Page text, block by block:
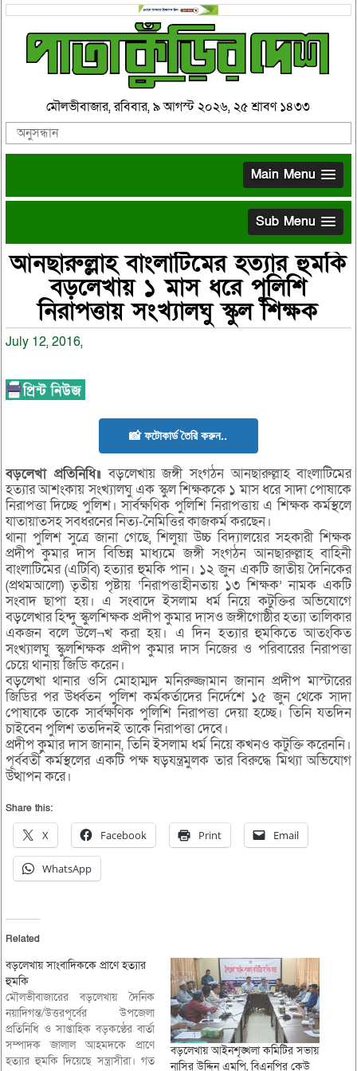
মৌলভীবাজার, রবিবার, ৯ আগস্ট ২০২৬, ২৫ শ্রাবণ ১৪৩৩
Main Menu
Sub Menu
আনছারুল্লাহ বাংলাটিমের হত্যার হুমকি
বড়লেখায় ১ মাস ধরে পুলিশি
নিরাপত্তায় সংখ্যালঘু স্কুল শিক্ষক
July 12, 2016,
📸 ফটোকার্ড তৈরি করুন..
বড়লেখা প্রতিনিধি॥ বড়লেখায় জঙ্গী সংগঠন আনছারুল্লাহ বাংলাটিমের
হত্যার আশংকায় সংখ্যালঘু এক স্কুল শিক্ষককে ১ মাস ধরে সাদা পোষাকে
নিরাপত্তা দিচ্ছে পুলিশ। সার্বক্ষণিক পুলিশি নিরাপত্তায় এ শিক্ষক কর্মস্থলে
যাতায়াতসহ সবধরনের নিত্য-নৈমিত্তির কাজকর্ম করছেন।
থানা পুলিশ সুত্রে জানা গেছে, শিলুয়া উচ্চ বিদ্যালয়ের সহকারী শিক্ষক
প্রদীপ কুমার দাস বিভিন্ন মাধ্যমে জঙ্গী সংগঠন আনছারুল্লাহ বাহিনী
বাংলাটিমের (এটিবি) হত্যার হুমকি পান। ১২ জুন একটি জাতীয় দৈনিকের
(প্রথমআলো) তৃতীয় পৃষ্টায় ‘নিরাপত্তাহীনতায় ১৩ শিক্ষক’ নামক একটি
সংবাদ ছাপা হয়। এ সংবাদে ইসলাম ধর্ম নিয়ে কটুক্তির অভিযোগে
বড়লেখার হিন্দু স্কুলশিক্ষক প্রদীপ কুমার দাসও জঙ্গীগোষ্ঠীর হত্যা তালিকার
একজন বলে উলে¬খ করা হয়। এ দিন হত্যার হুমকিতে আতংকিত
সংখ্যালঘু স্কুলশিক্ষক প্রদীপ কুমার দাস নিজের ও পরিবারের নিরাপত্তা
চেয়ে থানায় জিডি করেন।
বড়লেখা থানার ওসি মোহাম্মদ মনিরুজ্জামান জানান প্রদীপ মাস্টারের
জিডির পর উর্ধ্বতন পুলিশ কর্মকর্তাদের নির্দেশে ১৫ জুন থেকে সাদা
পোষাকে তাকে সার্বক্ষণিক পুলিশি নিরাপত্তা দেয়া হচ্ছে। তিনি যতদিন
চাইবেন পুলিশ ততদিনই তাকে নিরাপত্তা দেবে।
প্রদীপ কুমার দাস জানান, তিনি ইসলাম ধর্ম নিয়ে কখনও কটুক্তি করেননি।
পূর্ববর্তী কর্মস্থলের একটি পক্ষ ষড়যন্ত্রমুলক তার বিরুদ্ধে মিথ্যা অভিযোগ
উত্থাপন করে।
Share this:
X Facebook Print Email
WhatsApp
Related
বড়লেখায় সাংবাদিককে প্রাণে হত্যার
হুমকি
মৌলভীবাজারের বড়লেখায় দৈনিক
নয়াদিগন্ত/উত্তরপূর্বের উপজেলা
প্রতিনিধি ও সাপ্তাহিক বড়কণ্ঠের বার্তা
সম্পাদক জালাল আহমদকে প্রাণে
হত্যার হুমকি দিয়েছে সন্ত্রাসীরা। গত
বড়লেখায় আইনশৃঙ্খলা কমিটির সভায়
নাসির উদ্দিন এমপি, বিএনপির কেউ